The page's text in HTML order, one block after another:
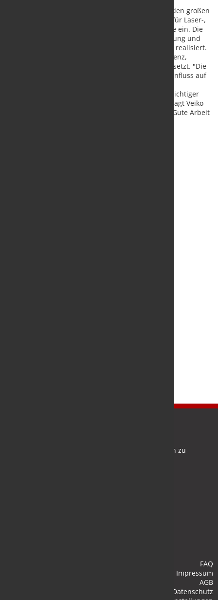
In der Oberpfalz zählt QUADRUS Metalltechnik zu den großen
Betrieben für Metall und Bleche. Der Lohnfertiger für Laser-,
Stanz-, Biege- und Formteile setzt AERO-LIFT Geräte ein. Die
neuen Produktionslinien wurden von Geschäftsleitung und
Vakuumtechnik-Hersteller gemeinsam geplant und realisiert.
So wurden die Anforderungen an Ergonomie, Effizienz,
Workflow und langfristige Kosteneinsparung umgesetzt. "Die
Arbeitsbedingungen haben einen maßgeblichen Einfluss auf
Verbesserung zu unserer Philosophie und ist ein wichtiger
Baustein in unserem Gesundheitsmanagement.", sagt Veiko
Hille, Projekt- und Prozessmanager bei QUADRUS. Gute Arbeit
Bleiben Sie auf dem Laufenden und melden Sie sich zu
FAQ
Impressum
AGB
Datenschutz